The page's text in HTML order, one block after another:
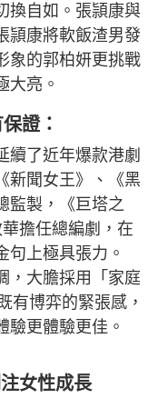
換自如。張頴康與
頴康將軟飯渣男發
象的郭柏妍更挑戰
大亮。
證：
續了近年爆款港劇
新聞女王》、《黑
監製，《巨塔之
擔任總編劇，在
句上極具張力。
，大膽採用「家庭
有博弈的緊張感，
驗更體驗更佳。
女性成長